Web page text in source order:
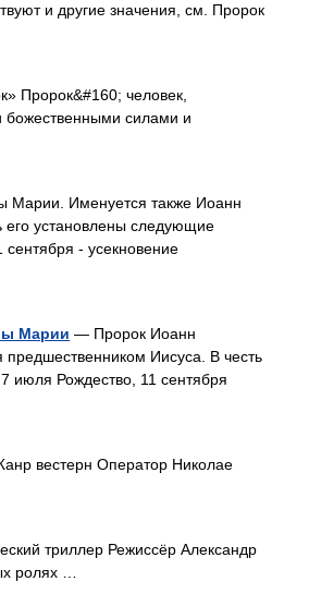
и другие значения, см. Пророк
Пророк&#160; человек,
божественными силами и
Марии. Именуется также Иоанн
его установлены следующие
‑ усекновение
Марии — Пророк Иоанн
предшественником Иисуса. В честь
июля Рождество, 11 сентября
вестерн Оператор Николае
триллер Режиссёр Александр
ролях …